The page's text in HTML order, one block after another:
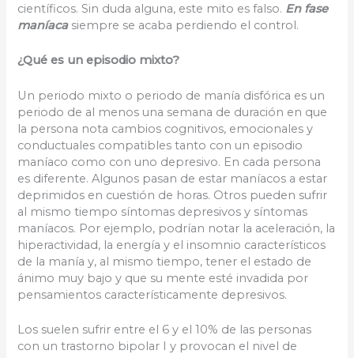
científicos. Sin duda alguna, este mito es falso. En fase
maníacasiempre se acaba perdiendo el control.
¿Qué es un episodio mixto?
Un periodo mixto o periodo de manía disfórica es un
periodo de al menos una semana de duración en que
la persona nota cambios cognitivos, emocionales y
conductuales compatibles tanto con un episodio
maníaco como con uno depresivo. En cada persona
es diferente. Algunos pasan de estar maníacos a estar
deprimidos en cuestión de horas. Otros pueden sufrir
al mismo tiempo síntomas depresivos y síntomas
maníacos. Por ejemplo, podrían notar la aceleración, la
hiperactividad, la energía y el insomnio característicos
de la manía y, al mismo tiempo, tener el estado de
ánimo muy bajo y que su mente esté invadida por
pensamientos característicamente depresivos.
Los suelen sufrir entre el 6 y el 10% de las personas
con un trastorno bipolar I y provocan el nivel de